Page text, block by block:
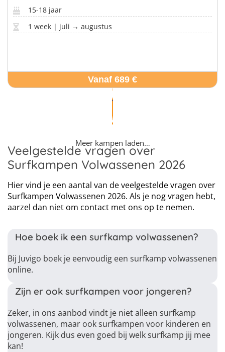
15-18 jaar
1 week | juli → augustus
Vanaf 689 €
Meer kampen laden…
Veelgestelde vragen over
Surfkampen Volwassenen 2026
Hier vind je een aantal van de veelgestelde vragen over
Surfkampen Volwassenen 2026. Als je nog vragen hebt,
aarzel dan niet om contact met ons op te nemen.
Hoe boek ik een surfkamp volwassenen?
Bij Juvigo boek je eenvoudig een surfkamp volwassenen
online.
Zijn er ook surfkampen voor jongeren?
Zeker, in ons aanbod vindt je niet alleen surfkamp
volwassenen, maar ook surfkampen voor kinderen en
jongeren. Kijk dus even goed bij welk surfkamp jij mee
kan!